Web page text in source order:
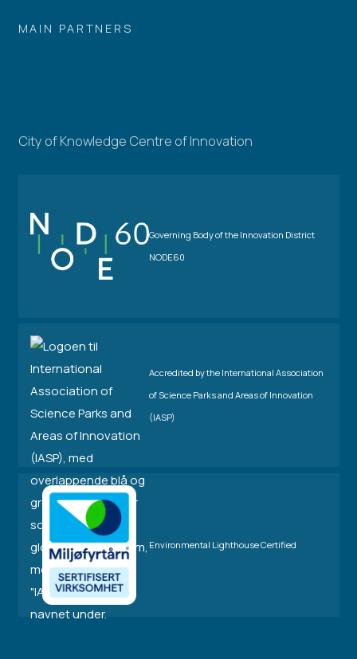
MAIN PARTNERS
City of Knowledge Centre of Innovation
Governing Body of the Innovation District
NODE60
Accredited by the International Association
of Science Parks and Areas of Innovation
(IASP)
Environmental Lighthouse Certified